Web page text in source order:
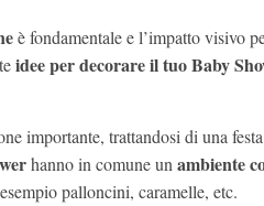
è fondamentale e l’impatto visivo
idee per decorare il tuo Baby
importante, trattandosi di una
hanno in comune un ambiente
palloncini, caramelle, etc.